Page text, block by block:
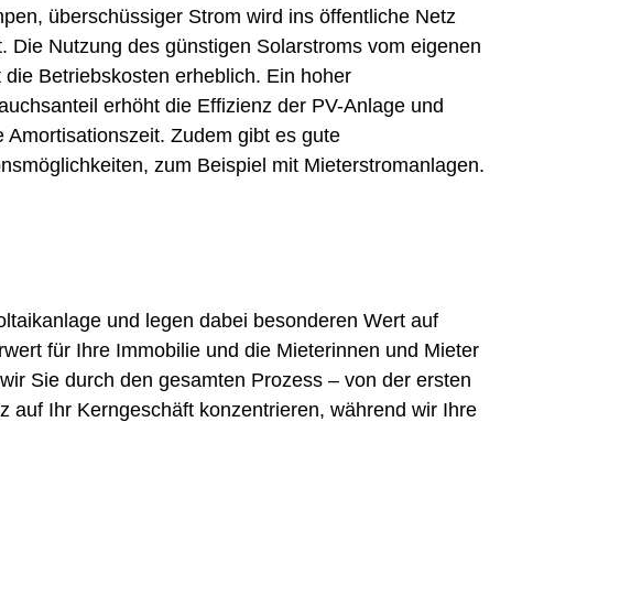
überschüssiger Strom wird ins öffentliche Netz
Die Nutzung des günstigen Solarstroms vom eigenen
die Betriebskosten erheblich. Ein hoher
erhöht die Effizienz der PV-Anlage und
Amortisationszeit. Zudem gibt es gute
zum Beispiel mit Mieterstromanlagen.
und legen dabei besonderen Wert auf
für Ihre Immobilie und die Mieterinnen und Mieter
Sie durch den gesamten Prozess – von der ersten
auf Ihr Kerngeschäft konzentrieren, während wir Ihre